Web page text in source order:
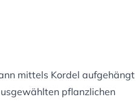
mittels Kordel aufgehängt
pflanzlichen